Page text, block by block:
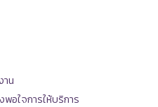
น
อใจการให้บริการ